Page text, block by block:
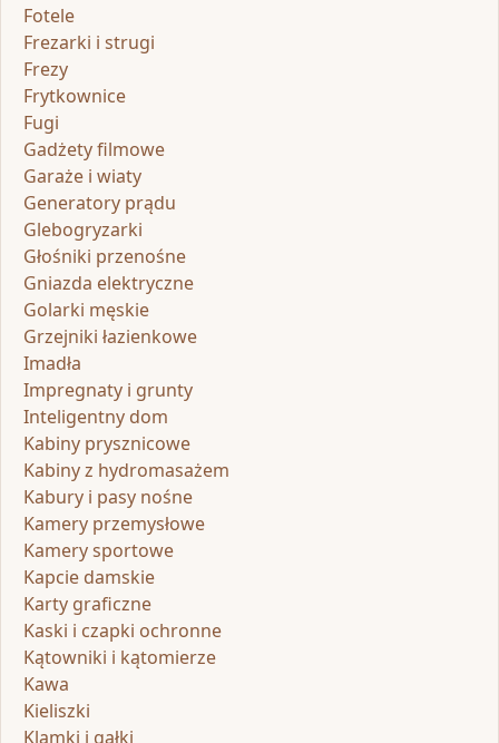
Fotele
Frezarki i strugi
Frezy
Frytkownice
Fugi
Gadżety filmowe
Garaże i wiaty
Generatory prądu
Glebogryzarki
Głośniki przenośne
Gniazda elektryczne
Golarki męskie
Grzejniki łazienkowe
Imadła
Impregnaty i grunty
Inteligentny dom
Kabiny prysznicowe
Kabiny z hydromasażem
Kabury i pasy nośne
Kamery przemysłowe
Kamery sportowe
Kapcie damskie
Karty graficzne
Kaski i czapki ochronne
Kątowniki i kątomierze
Kawa
Kieliszki
Klamki i gałki